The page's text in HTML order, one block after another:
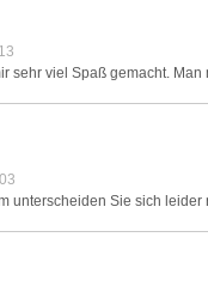
sehr viel Spaß gemacht.
unterscheiden Sie sich